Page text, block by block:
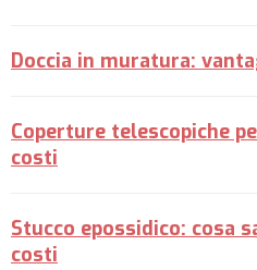
Doccia in muratura:
Coperture telescopiche
costi
Stucco epossidico: cosa
costi